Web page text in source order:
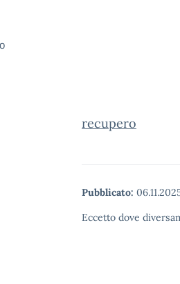
recupero
Pubblicato:
Eccetto dove